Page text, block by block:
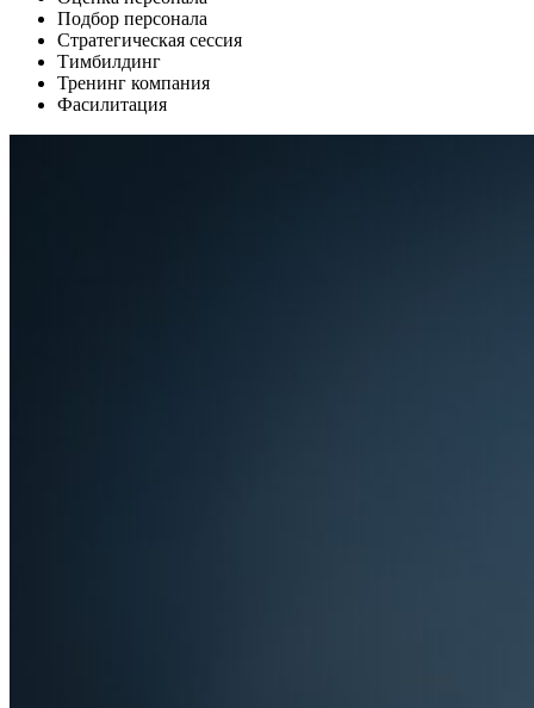
Подбор персонала
Стратегическая сессия
Тимбилдинг
Тренинг компания
Фасилитация